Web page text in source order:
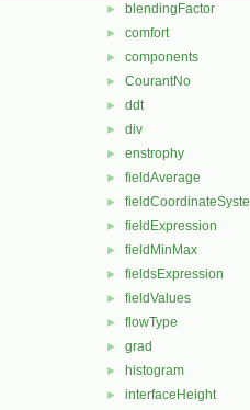
► blendingFactor
► comfort
► components
► CourantNo
► ddt
► div
► enstrophy
► fieldAverage
►
► fieldExpression
► fieldMinMax
► fieldsExpression
► fieldValues
► flowType
► grad
► histogram
► interfaceHeight